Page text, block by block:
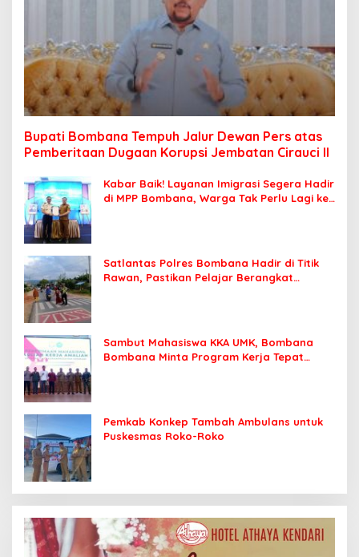
Bupati Bombana Tempuh Jalur Dewan Pers atas
Pemberitaan Dugaan Korupsi Jembatan Cirauci II
Kabar Baik! Layanan Imigrasi Segera Hadir
di MPP Bombana, Warga Tak Perlu Lagi ke
Satlantas Polres Bombana Hadir di Titik
Rawan, Pastikan Pelajar Berangkat
Sambut Mahasiswa KKA UMK, Bombana
Bombana Minta Program Kerja Tepat
Pemkab Konkep Tambah Ambulans untuk
Puskesmas Roko-Roko